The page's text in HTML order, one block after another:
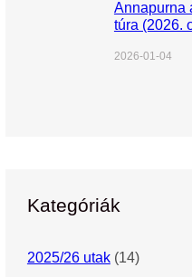
Annapurna
túra (2026.
2026-01-04
Kategóriák
2025/26 utak(14)